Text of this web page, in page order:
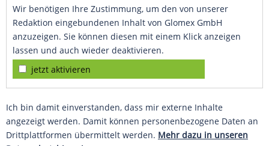
Wir benötigen Ihre Zustimmung, um den von unserer
Redaktion eingebundenen Inhalt von Glomex GmbH
anzuzeigen. Sie können diesen mit einem Klick anzeigen
lassen und auch wieder deaktivieren.
jetzt aktivieren
Ich bin damit einverstanden, dass mir externe Inhalte
angezeigt werden. Damit können personenbezogene Daten an
Drittplattformen übermittelt werden. Mehr dazu in unseren